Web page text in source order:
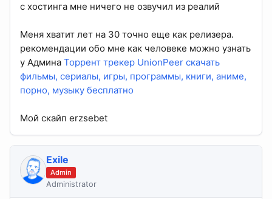
с хостинга мне ничего не озвучил из реалий
Меня хватит лет на 30 точно еще как релизера.
рекомендации обо мне как человеке можно узнать
у Админа Торрент трекер UnionPeer скачать
фильмы, сериалы, игры, программы, книги, аниме,
порно, музыку бесплатно
Мой скайп erzsebet
Exile
Admin
Administrator